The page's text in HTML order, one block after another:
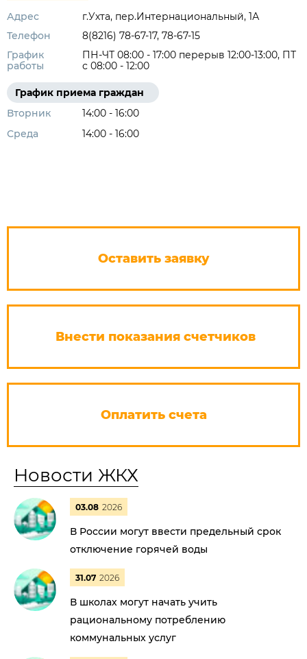
Адрес
г.Ухта, пер.Интернациональный, 1А
Телефон
8(8216) 78-67-17, 78-67-15
График
работы
ПН-ЧТ 08:00 - 17:00 перерыв 12:00-13:00, ПТ
с 08:00 - 12:00
График приема граждан
Вторник
14:00 - 16:00
Среда
14:00 - 16:00
Оставить заявку
Внести показания счетчиков
Оплатить счета
Новости ЖКХ
03.08 2026
В России могут ввести предельный срок
отключение горячей воды
31.07 2026
В школах могут начать учить
рациональному потреблению
коммунальных услуг